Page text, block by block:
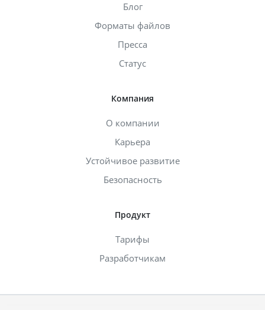
Блог
Форматы файлов
Пресса
Статус
Компания
О компании
Карьера
Устойчивое развитие
Безопасность
Продукт
Тарифы
Разработчикам